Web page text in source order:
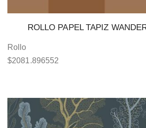
ROLLO PAPEL TAPIZ
Rollo
$2081.896552